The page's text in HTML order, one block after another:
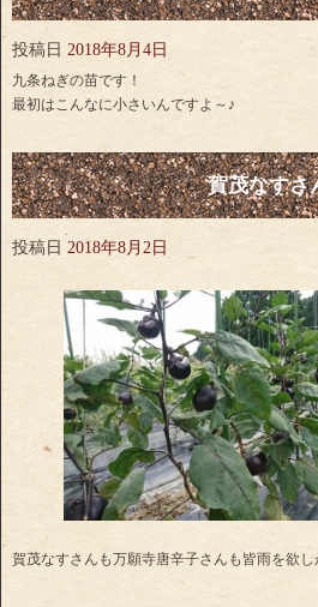
投稿日 2018年8月4日
九条ねぎの苗です！
最初はこんなに小さいんですよ～♪
賀茂なすさ
投稿日 2018年8月2日
賀茂なすさんも万願寺唐辛子さんも皆雨を欲し